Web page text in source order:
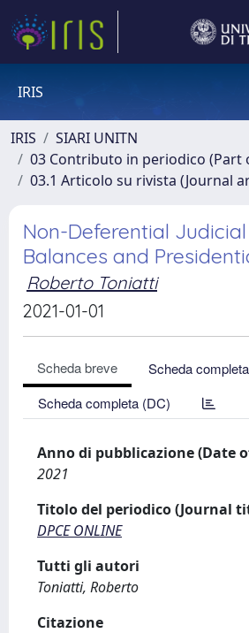
IRIS
IRIS
SIARI UNITN
03 Contributo in periodico (Part
03.1 Articolo su rivista (Journal
Non-Deferential
Balances and
Roberto Toniatti
2021-01-01
Scheda breve
Scheda completa
Scheda completa (DC)
Anno di pubblicazione (Date
2021
Titolo del periodico (Journal
DPCE ONLINE
Tutti gli autori
Toniatti, Roberto
Citazione